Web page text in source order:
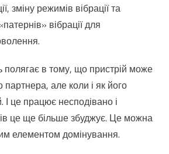
зміну режимів вібрації та
вібрації для
полягає в тому, що пристрій може
але коли і як його
це працює несподівано і
це ще більше збуджує. Це можна
елементом домінування.